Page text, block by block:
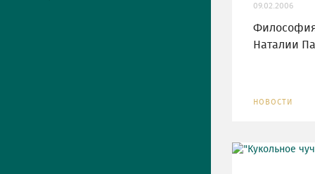
09.02.2006
Наталии
НОВОСТИ